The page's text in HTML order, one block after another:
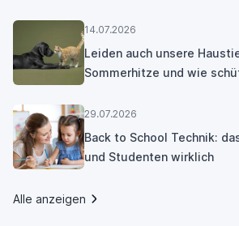
14.07.2026
Leiden auch unsere
Sommerhitze und wie
29.07.2026
Back to School Technik:
und Studenten wirklich
Alle anzeigen